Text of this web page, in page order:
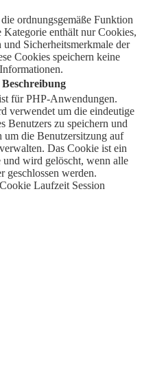
ordnungsgemäße Funktion
enthält nur Cookies,
Sicherheitsmerkmale der
Cookies speichern keine
Beschreibung
für PHP-Anwendungen.
verwendet um die eindeutige
Benutzers zu speichern und
um die Benutzersitzung auf
Das Cookie ist ein
und wird gelöscht, wenn alle
geschlossen werden.
Cookie Laufzeit Session